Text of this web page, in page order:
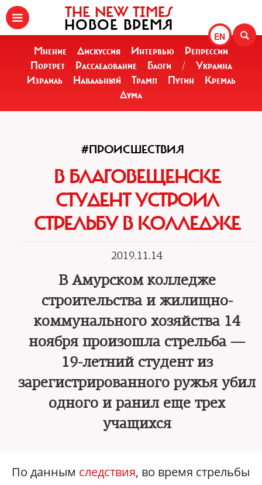
EN
THE NEW TIMES
НОВОЕ ВРЕМЯ
Мнение Дискуссия Интервью
Репрессии
Портрет
Расследование Блоги /
Украина
Израиль
Навальный Трамп Путин
Кремль
Дума
#ПРОИСШЕСТВИЯ
В БЛАГОВЕЩЕНСКЕ
СТУДЕНТ УСТРОИЛ
СТРЕЛЬБУ В КОЛЛЕДЖЕ
2019.11.14
В Амурском колледже
строительства и жилищно-
коммунального хозяйства 14
ноября произошла стрельба —
19-летний студент из
зарегистрированного ружья убил
одного и ранил еще трех
учащихся
По данным следствия, во время стрельбы